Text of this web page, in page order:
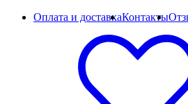
Оплата и доставкаКонтакты